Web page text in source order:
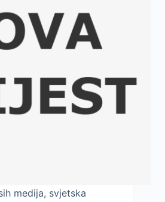
medija, svjetska